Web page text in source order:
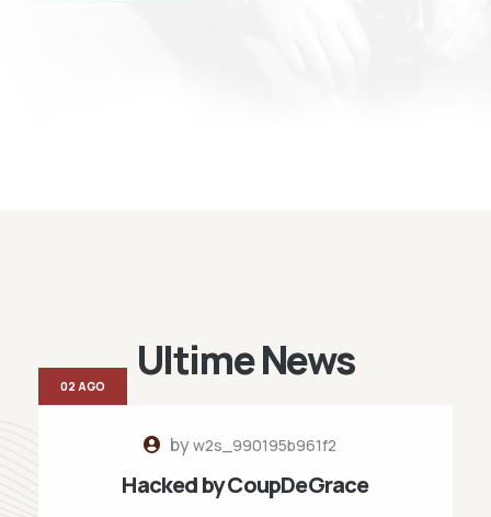
Ultime News
byw2s_990195b961f2
Hacked by CoupDeGrace
02 AGO